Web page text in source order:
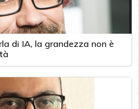
di IA, la grandezza non è